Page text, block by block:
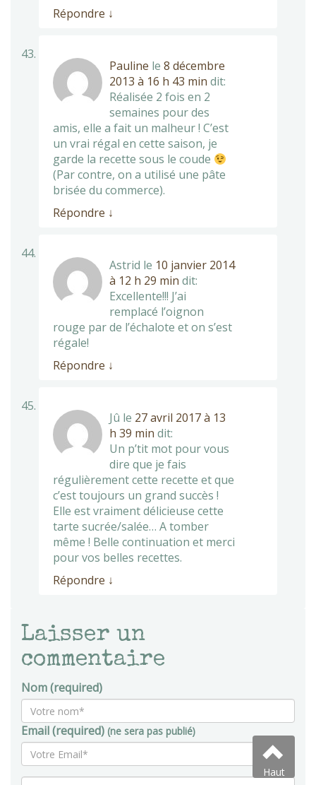
Répondre ↓
Pauline le 8 décembre
2013 à 16 h 43 min dit:
Réalisée 2 fois en 2
semaines pour des
amis, elle a fait un malheur ! C’est
un vrai régal en cette saison, je
garde la recette sous le coude
(Par contre, on a utilisé une pâte
brisée du commerce).
Répondre ↓
Astrid le 10 janvier 2014
à 12 h 29 min dit:
Excellente!!! J’ai
remplacé l’oignon
rouge par de l’échalote et on s’est
régale!
Répondre ↓
Jû le 27 avril 2017 à 13
h 39 min dit:
Un p’tit mot pour vous
dire que je fais
régulièrement cette recette et que
c’est toujours un grand succès !
Elle est vraiment délicieuse cette
tarte sucrée/salée… A tomber
même ! Belle continuation et merci
pour vos belles recettes.
Répondre ↓
Laisser un
commentaire
Nom (required)
Email (required) (ne sera pas publié)
Haut